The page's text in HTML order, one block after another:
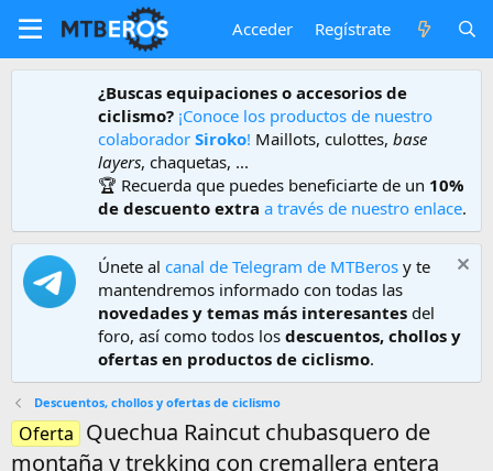
Acceder Regístrate
¿Buscas equipaciones o accesorios de
ciclismo? ¡Conoce los productos de nuestro
colaborador Siroko! Maillots, culottes, base
layers, chaquetas, ...
🏆 Recuerda que puedes beneficiarte de un 10%
de descuento extra a través de nuestro enlace.
Únete al canal de Telegram de MTBeros y te
mantendremos informado con todas las
novedades y temas más interesantes del
foro, así como todos los descuentos, chollos y
ofertas en productos de ciclismo.
Descuentos, chollos y ofertas de ciclismo
Oferta Quechua Raincut chubasquero de
montaña y trekking con cremallera entera